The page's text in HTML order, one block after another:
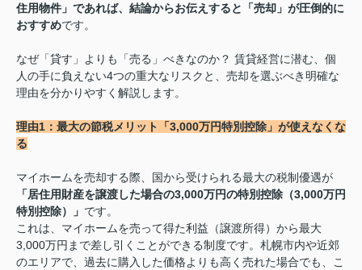
住用物件」であれば、結論からお伝えすると「売却」が圧倒的に
おすすめです。
なぜ「貸す」よりも「売る」べきなのか？ 賃貸経営に潜む、個
人の手に負えない4つの重大なリスクと、売却を選ぶべき明確な
理由を分かりやすく解説します。
理由1：最大の節税メリット「3,000万円特別控除」が使えなくな
る
マイホームを売却する際、国から受けられる最大の税制優遇が
「居住用財産を譲渡した場合の3,000万円の特別控除（3,000万円
特別控除）」 です。
これは、マイホームを売って得た利益（譲渡所得）から最大
3,000万円まで差し引くことができる制度です。札幌市内や近郊
のエリアで、過去に購入した価格よりも高く売れた場合でも、こ